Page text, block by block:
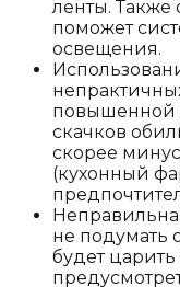
ленты. Также
поможет
освещения.
повышенной
скачков
скорее
(кухонный
не подумать
будет